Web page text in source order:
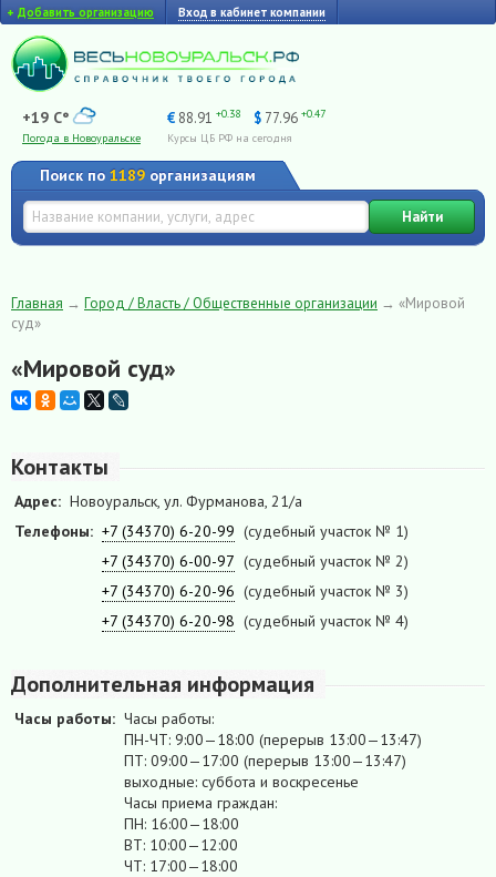
+ Добавить организацию Вход в кабинет компании
+19 C°
Погода в Новоуральске
€ 88.91 +0.38 $ 77.96 +0.47
Курсы ЦБ РФ на сегодня
Поиск по 1189 организациям
Найти
Главная → Город / Власть / Общественные организации → «Мировой
суд»
«Мировой суд»
Контакты
Адрес: Новоуральск, ул. Фурманова, 21/а
Телефоны: +7 (34370) 6-20-99 (судебный участок № 1)
+7 (34370) 6-00-97 (судебный участок № 2)
+7 (34370) 6-20-96 (судебный участок № 3)
+7 (34370) 6-20-98 (судебный участок № 4)
Дополнительная информация
Часы работы: Часы работы:
ПН-ЧТ: 9:00—18:00 (перерыв 13:00—13:47)
ПТ: 09:00—17:00 (перерыв 13:00—13:47)
выходные: суббота и воскресенье
Часы приема граждан:
ПН: 16:00—18:00
ВТ: 10:00—12:00
ЧТ: 17:00—18:00